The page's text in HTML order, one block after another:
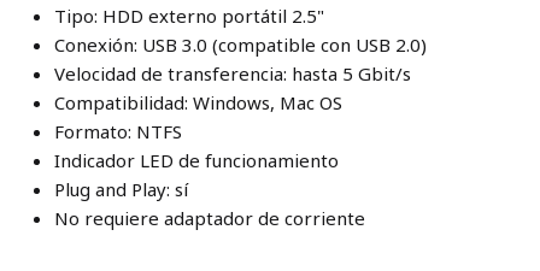
Tipo: HDD externo portátil 2.5"
Conexión: USB 3.0 (compatible con USB 2.0)
Velocidad de transferencia: hasta 5 Gbit/s
Compatibilidad: Windows, Mac OS
Formato: NTFS
Indicador LED de funcionamiento
Plug and Play: sí
No requiere adaptador de corriente